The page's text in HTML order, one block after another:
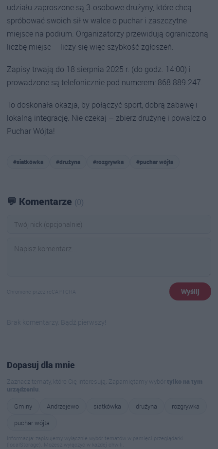
udziału zaproszone są 3-osobowe drużyny, które chcą
spróbować swoich sił w walce o puchar i zaszczytne
miejsce na podium. Organizatorzy przewidują ograniczoną
liczbę miejsc – liczy się więc szybkość zgłoszeń.
Zapisy trwają do 18 sierpnia 2025 r. (do godz. 14:00) i
prowadzone są telefonicznie pod numerem: 868 889 247.
To doskonała okazja, by połączyć sport, dobrą zabawę i
lokalną integrację. Nie czekaj – zbierz drużynę i powalcz o
Puchar Wójta!
#siatkówka #drużyna #rozgrywka #puchar wójta
💬 Komentarze (0)
Chronione przez reCAPTCHA Wyślij
Brak komentarzy. Bądź pierwszy!
Dopasuj dla mnie
Zaznacz tematy, które Cię interesują. Zapamiętamy wybórtylko na tym
urządzeniu.
Gminy
Andrzejewo siatkówka drużyna
rozgrywka
puchar wójta
Informacja: zapisujemy wyłącznie wybór tematów w pamięci przeglądarki
(localStorage). Możesz wyłączyć w każdej chwili.